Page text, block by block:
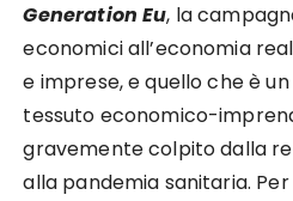
Generation Eu, la
economici all’economia
e imprese, e quello che è
tessuto economico-
gravemente colpito dalla
alla pandemia sanitaria.